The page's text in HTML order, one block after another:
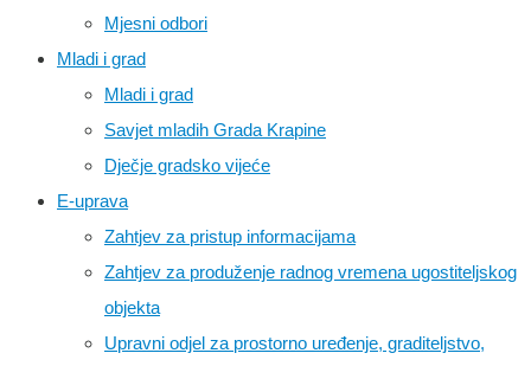
Mjesni odbori
Mladi i grad
Mladi i grad
Savjet mladih Grada Krapine
Dječje gradsko vijeće
E-uprava
Zahtjev za pristup informacijama
Zahtjev za produženje radnog vremena ugostiteljskog
objekta
Upravni odjel za prostorno uređenje, graditeljstvo,